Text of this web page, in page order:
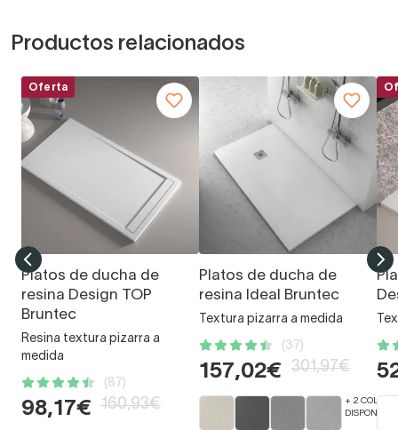
Productos relacionados
Oferta
Platos de ducha de
resina Design TOP
Bruntec
Resina textura pizarra a
medida
(87)
98,17€ 160,93€
Platos de ducha de
resina Ideal Bruntec
Textura pizarra a medida
(37)
157,02€ 301,97€
+ 2